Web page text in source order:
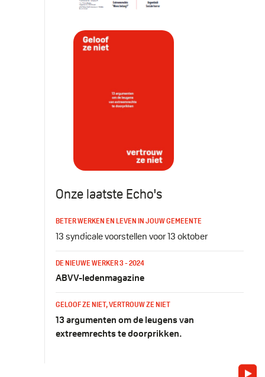
Onze laatste Echo's
BETER WERKEN EN LEVEN IN JOUW GEMEENTE
13 syndicale voorstellen voor 13 oktober
DE NIEUWE WERKER 3 - 2024
ABVV-ledenmagazine
GELOOF ZE NIET, VERTROUW ZE NIET
13 argumenten om de leugens van
extreemrechts te doorprikken.